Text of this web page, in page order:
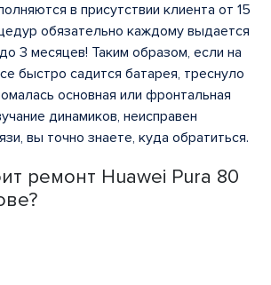
ремонт Huawei Pura 80
в присутствии клиента от 15
обязательно каждому выдается
3 месяцев! Таким образом, если на
быстро садится батарея, треснуло
основная или фронтальная
динамиков, неисправен
вы точно знаете, куда обратиться.